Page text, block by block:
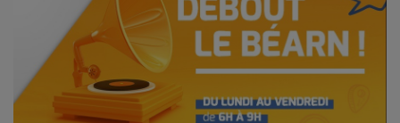
C'ÉTAIT QUOI CE TITRE ?
MÉDIAS
PODCASTS - SAISON 2026/2027